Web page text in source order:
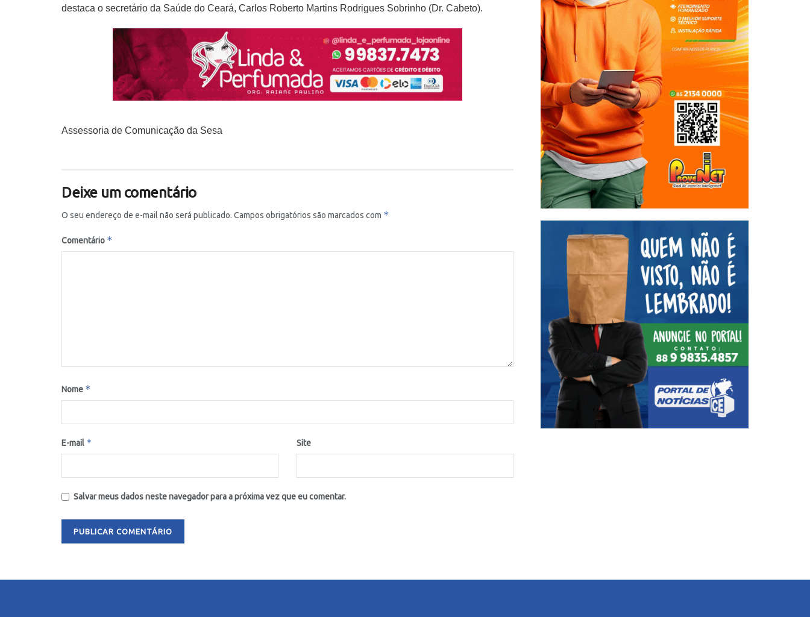
destaca o secretário da Saúde do Ceará, Carlos Roberto Martins Rodrigues Sobrinho (Dr. Cabeto).
Assessoria de Comunicação da Sesa
Deixe um comentário
O seu endereço de e-mail não será publicado. Campos obrigatórios são marcados com *
Comentário *
Nome *
E-mail * Site
Salvar meus dados neste navegador para a próxima vez que eu comentar.